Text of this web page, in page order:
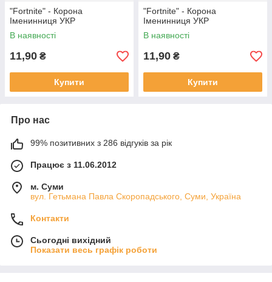
"Fortnite" - Корона
Іменинниця УКР
В наявності
11,90 ₴
Купити
"Fortnite" - Корона
Іменинниця УКР
В наявності
11,90 ₴
Купити
Про нас
99% позитивних з 286 відгуків за рік
Працює з 11.06.2012
м. Суми
вул. Гетьмана Павла Скоропадського, Суми, Україна
Контакти
Сьогодні вихідний
Показати весь графік роботи